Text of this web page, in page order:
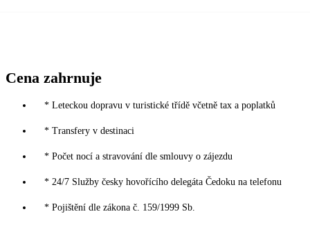
Cena zahrnuje
* Leteckou dopravu v turistické třídě včetně tax a poplatků
* Transfery v destinaci
* Počet nocí a stravování dle smlouvy o zájezdu
* 24/7 Služby česky hovořícího delegáta Čedoku na telefonu
* Pojištění dle zákona č. 159/1999 Sb.